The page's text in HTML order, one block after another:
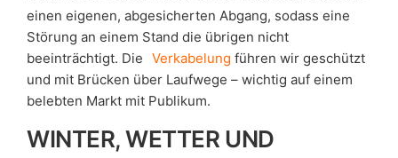
einen eigenen, abgesicherten Abgang, sodass eine
Störung an einem Stand die übrigen nicht
beeinträchtigt. Die Verkabelung führen wir geschützt
und mit Brücken über Laufwege – wichtig auf einem
belebten Markt mit Publikum.
WINTER, WETTER UND